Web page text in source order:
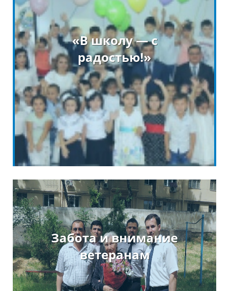
«В школу — с
радостью!»
Забота и внимание
ветеранам